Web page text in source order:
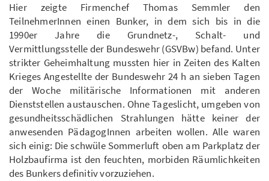
Hier zeigte Firmenchef Thomas Semmler den
TeilnehmerInnen einen Bunker, in dem sich bis in die
1990er Jahre die Grundnetz-, Schalt- und
Vermittlungsstelle der Bundeswehr (GSVBw) befand. Unter
strikter Geheimhaltung mussten hier in Zeiten des Kalten
Krieges Angestellte der Bundeswehr 24 h an sieben Tagen
der Woche militärische Informationen mit anderen
Dienststellen austauschen. Ohne Tageslicht, umgeben von
gesundheitsschädlichen Strahlungen hätte keiner der
anwesenden PädagogInnen arbeiten wollen. Alle waren
sich einig: Die schwüle Sommerluft oben am Parkplatz der
Holzbaufirma ist den feuchten, morbiden Räumlichkeiten
des Bunkers definitiv vorzuziehen.